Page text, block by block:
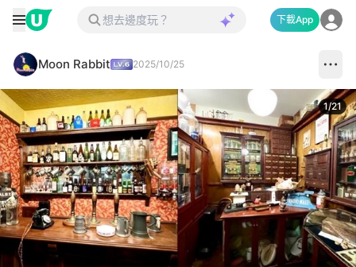
下載App
Moon Rabbit 2025/10/25
1/21